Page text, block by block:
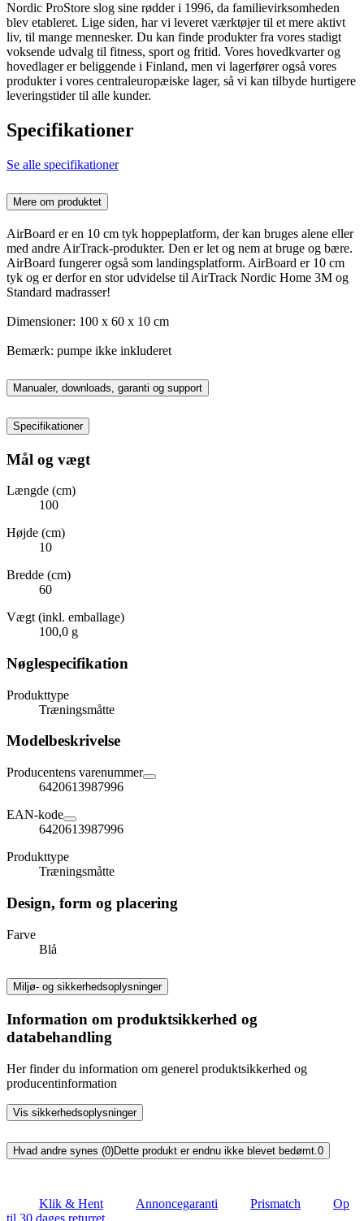
Nordic ProStore slog sine rødder i 1996, da familievirksomheden
blev etableret. Lige siden, har vi leveret værktøjer til et mere aktivt
liv, til mange mennesker. Du kan finde produkter fra vores stadigt
voksende udvalg til fitness, sport og fritid. Vores hovedkvarter og
hovedlager er beliggende i Finland, men vi lagerfører også vores
produkter i vores centraleuropæiske lager, så vi kan tilbyde hurtigere
leveringstider til alle kunder.
Specifikationer
Se alle specifikationer
Mere om produktet
AirBoard er en 10 cm tyk hoppeplatform, der kan bruges alene eller
med andre AirTrack-produkter. Den er let og nem at bruge og bære.
AirBoard fungerer også som landingsplatform. AirBoard er 10 cm
tyk og er derfor en stor udvidelse til AirTrack Nordic Home 3M og
Standard madrasser!
Dimensioner: 100 x 60 x 10 cm
Bemærk: pumpe ikke inkluderet
Manualer, downloads, garanti og support
Specifikationer
Mål og vægt
Længde (cm)
100
Højde (cm)
10
Bredde (cm)
60
Vægt (inkl. emballage)
100,0 g
Nøglespecifikation
Produkttype
Træningsmåtte
Modelbeskrivelse
Producentens varenummer
6420613987996
EAN-kode
6420613987996
Produkttype
Træningsmåtte
Design, form og placering
Farve
Blå
Miljø- og sikkerhedsoplysninger
Information om produktsikkerhed og
databehandling
Her finder du information om generel produktsikkerhed og
producentinformation
Vis sikkerhedsoplysninger
Hvad andre synes (0)Dette produkt er endnu ikke blevet bedømt.0
Klik & Hent Annoncegaranti Prismatch
Op
til 30 dages returret